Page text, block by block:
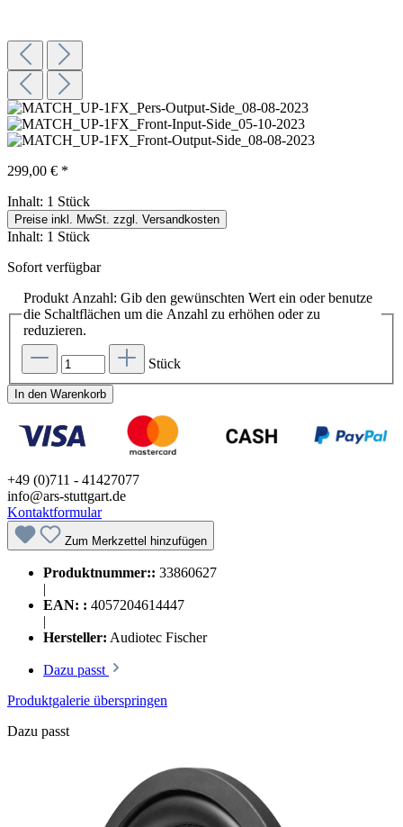
299,00 € *
Inhalt: 1 Stück
Preise inkl. MwSt. zzgl. Versandkosten
Inhalt: 1 Stück
Sofort verfügbar
Produkt Anzahl: Gib den gewünschten Wert ein oder benutze
die Schaltflächen um die Anzahl zu erhöhen oder zu
reduzieren.
Stück
In den Warenkorb
+49 (0)711 - 41427077
info@ars-stuttgart.de
Kontaktformular
Zum Merkzettel hinzufügen
Produktnummer:: 33860627
|
EAN: : 4057204614447
|
Hersteller: Audiotec Fischer
Dazu passt
Produktgalerie überspringen
Dazu passt